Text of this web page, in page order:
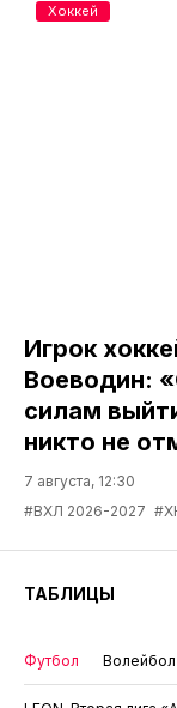
Игрок
Воеводин:
силам
никто не
7 августа, 12:30
#ВХЛ 2026-2027
Хоккей
ТАБЛИЦЫ
Футбол Волейбол